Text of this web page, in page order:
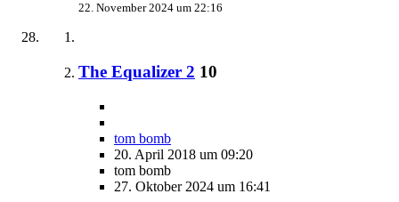
22. November 2024 um 22:16
The Equalizer 2 10
tom bomb
20. April 2018 um 09:20
tom bomb
27. Oktober 2024 um 16:41